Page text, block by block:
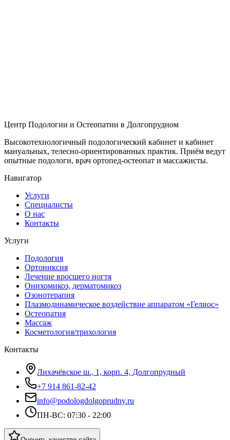
Центр Подологии и Остеопатии в Долгопрудном
Высокотехнологичный подологический кабинет и кабинет
мануальных, телесно-ориентированных практик. Приём ведут
опытные подологи, врач ортопед-остеопат и массажисты.
Навигатор
Услуги
Специалисты
О нас
Контакты
Услуги
Подология
Ортониксия
Лечение вросшего ногтя
Онихомикоз, дерматомикоз
Озонотерапия
Плазмодинамическое воздействие аппаратом «Гелиос»
Остеопатия
Массаж
Косметология/трихология
Контакты
Лихачёвское ш., 1, корп. 4, Долгопрудный
+7 914 861-82-42
info@podologdolgoprudny.ru
ПН-ВС: 07:30 - 22:00